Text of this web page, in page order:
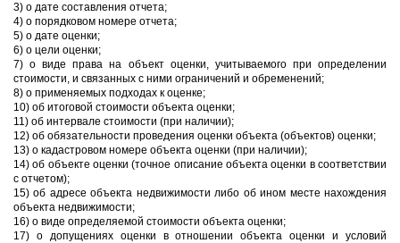
3) о дате составления отчета;
4) о порядковом номере отчета;
5) о дате оценки;
6) о цели оценки;
7) о виде права на объект оценки, учитываемого при определении
стоимости, и связанных с ними ограничений и обременений;
8) о применяемых подходах к оценке;
10) об итоговой стоимости объекта оценки;
11) об интервале стоимости (при наличии);
12) об обязательности проведения оценки объекта (объектов) оценки;
13) о кадастровом номере объекта оценки (при наличии);
14) об объекте оценки (точное описание объекта оценки в соответствии
с отчетом);
15) об адресе объекта недвижимости либо об ином месте нахождения
объекта недвижимости;
16) о виде определяемой стоимости объекта оценки;
17) о допущениях оценки в отношении объекта оценки и условий